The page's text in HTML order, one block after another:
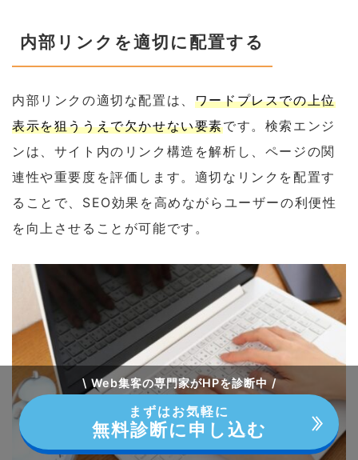
内部リンクを適切に配置する
内部リンクの適切な配置は、 ワードプレスでの上位
表示を狙ううえで欠かせない要素です。検索エンジ
ンは、サイト内のリンク構造を解析し、ページの関
連性や重要度を評価します。適切なリンクを配置す
ることで、SEO効果を高めながらユーザーの利便性
を向上させることが可能です。
\ Web集客の専門家がHPを診断中 /
まずはお気軽に
無料診断に申し込む